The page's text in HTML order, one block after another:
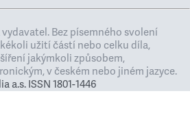
Bez písemného svolení
užití částí nebo celku díla,
jakýmkoli způsobem,
v českém nebo jiném jazyce.
a.s. ISSN 1801-1446